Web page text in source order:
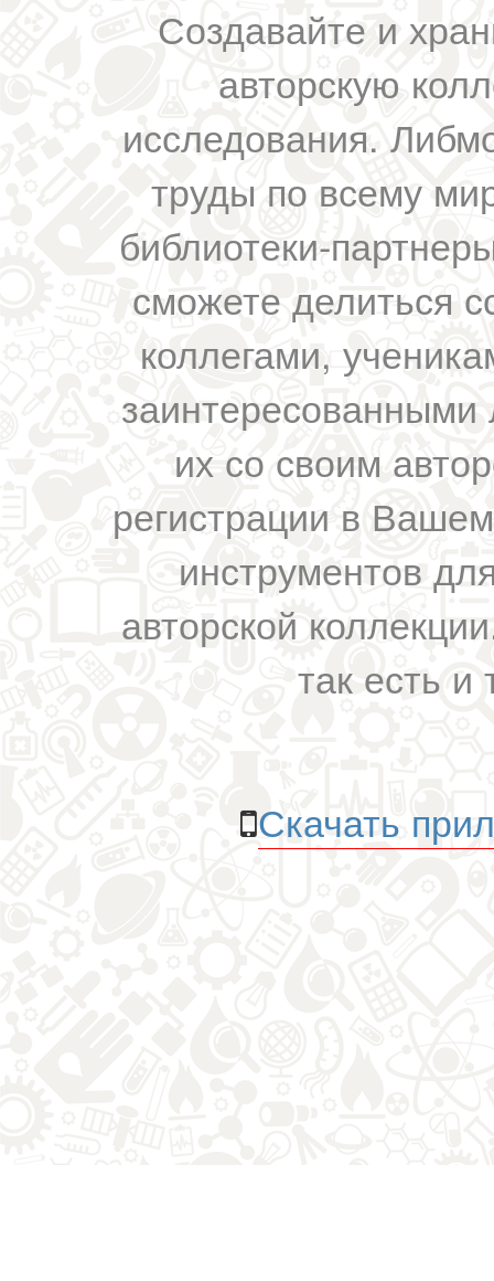
Создавайте и
авторскую
исследования.
труды по всему
библиотеки-
сможете делиться
коллегами,
их со своим
регистрации в
инструментов
авторской
так есть и
Скачать